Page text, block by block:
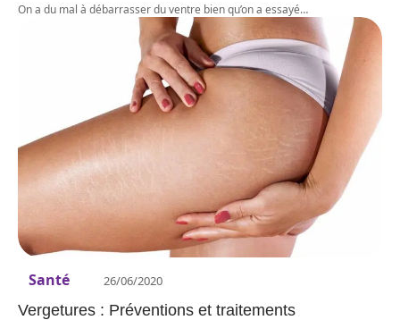
On a du mal à débarrasser du ventre bien qu’on a essayé…
Santé 26/06/2020
Vergetures : Préventions et traitements